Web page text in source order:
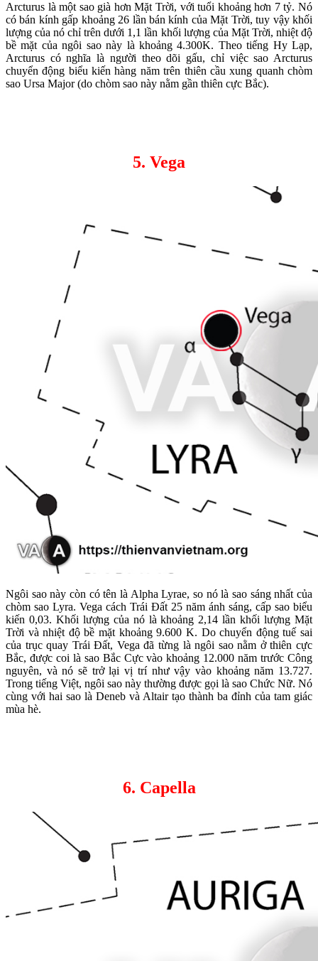
Arcturus là một sao già hơn Mặt Trời, với tuổi khoảng hơn 7 tỷ. Nó
có bán kính gấp khoảng 26 lần bán kính của Mặt Trời, tuy vậy khối
lượng của nó chỉ trên dưới 1,1 lần khối lượng của Mặt Trời, nhiệt độ
bề mặt của ngôi sao này là khoảng 4.300K. Theo tiếng Hy Lạp,
Arcturus có nghĩa là người theo dõi gấu, chỉ việc sao Arcturus
chuyển động biểu kiến hàng năm trên thiên cầu xung quanh chòm
sao Ursa Major (do chòm sao này nằm gần thiên cực Bắc).
5. Vega
Ngôi sao này còn có tên là Alpha Lyrae, so nó là sao sáng nhất của
chòm sao Lyra. Vega cách Trái Đất 25 năm ánh sáng, cấp sao biểu
kiến 0,03. Khối lượng của nó là khoảng 2,14 lần khối lượng Mặt
Trời và nhiệt độ bề mặt khoảng 9.600 K. Do chuyển động tuế sai
của trục quay Trái Đất, Vega đã từng là ngôi sao nằm ở thiên cực
Bắc, được coi là sao Bắc Cực vào khoảng 12.000 năm trước Công
nguyên, và nó sẽ trở lại vị trí như vậy vào khoảng năm 13.727.
Trong tiếng Việt, ngôi sao này thường được gọi là sao Chức Nữ. Nó
cùng với hai sao là Deneb và Altair tạo thành ba đỉnh của tam giác
mùa hè.
6. Capella